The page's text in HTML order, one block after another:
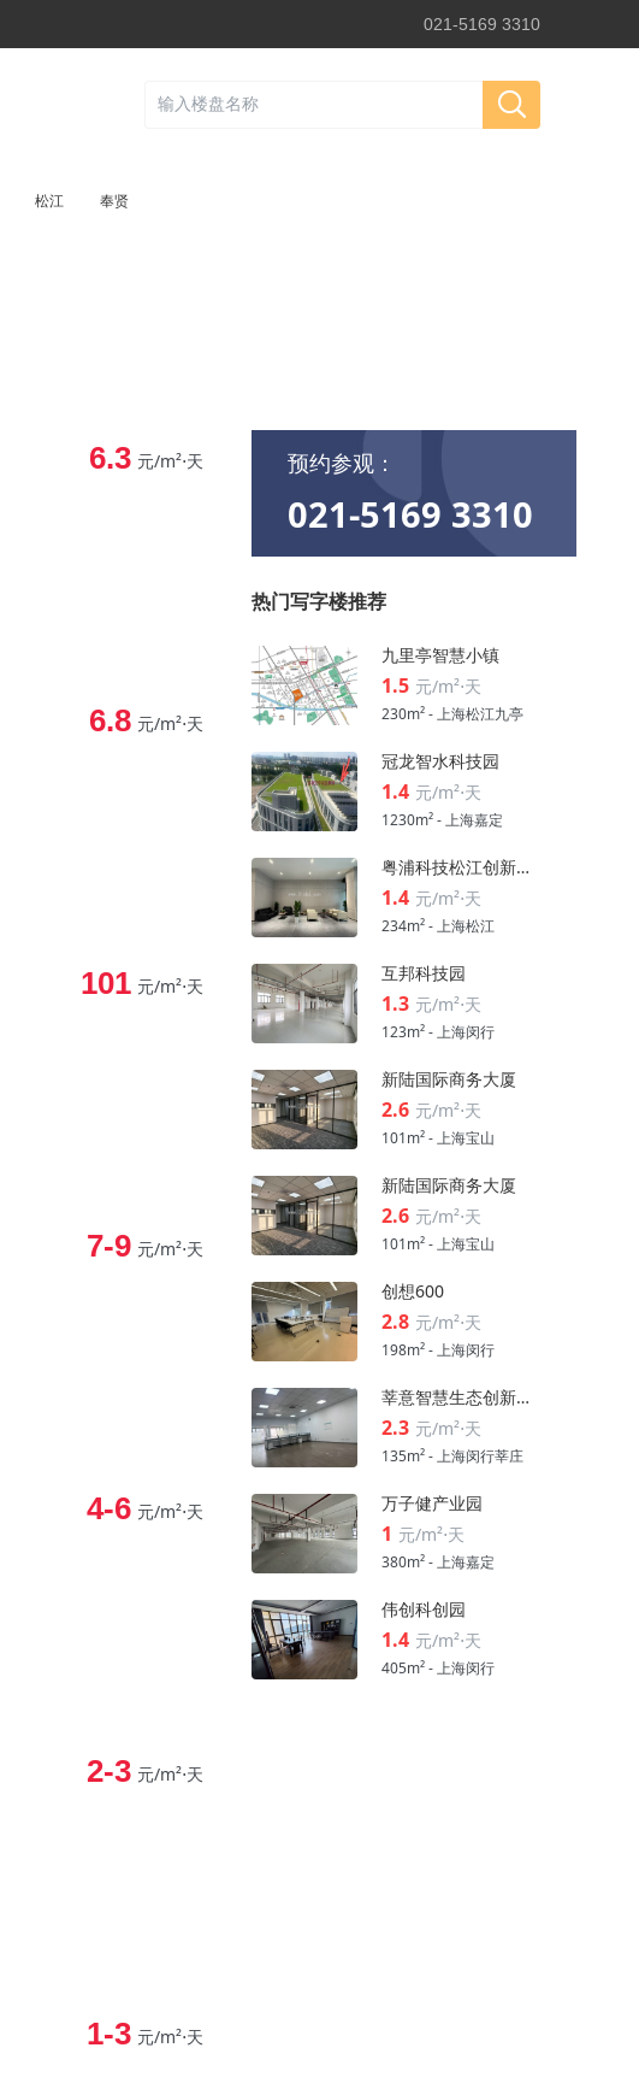
021-5169 3310
松江
奉贤
6.3 元/m²⋅天
6.8 元/m²⋅天
101 元/m²⋅天
7-9 元/m²⋅天
4-6 元/m²⋅天
2-3 元/m²⋅天
1-3 元/m²⋅天
预约参观：
021-5169 3310
热门写字楼推荐
九里亭智慧小镇
1.5 元/m²⋅天
230m² - 上海松江九亭
冠龙智水科技园
1.4 元/m²⋅天
1230m² - 上海嘉定
粤浦科技松江创新中心
1.4 元/m²⋅天
234m² - 上海松江
互邦科技园
1.3 元/m²⋅天
123m² - 上海闵行
新陆国际商务大厦
2.6 元/m²⋅天
101m² - 上海宝山
新陆国际商务大厦
2.6 元/m²⋅天
101m² - 上海宝山
创想600
2.8 元/m²⋅天
198m² - 上海闵行
莘意智慧生态创新科技园
2.3 元/m²⋅天
135m² - 上海闵行莘庄
万子健产业园
1 元/m²⋅天
380m² - 上海嘉定
伟创科创园
1.4 元/m²⋅天
405m² - 上海闵行